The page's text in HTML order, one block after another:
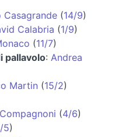
Casagrande (14/9)
Calabria (1/9)
(11/7)
pallavolo: Andrea
Martin (15/2)
(4/6)
5)